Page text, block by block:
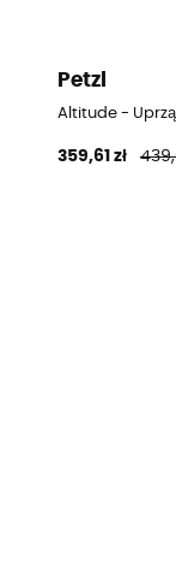
Petzl
Altitude -
359,61 zł